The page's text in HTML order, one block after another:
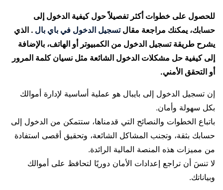
للحصول على خطوات أكثر تفصيلاً حول كيفية الدخول إلى
حسابك، يمكنك مراجعة مقالتسجيل الدخول في باي بال . الذي
يشرح طريقة تسجيل الدخول من الكمبيوتر أو الهاتف، بالإضافة
إلى كيفية حل مشكلات الدخول الشائعة مثل نسيان كلمة المرور
أو التحقق الأمني.
إن تسجيل الدخول إلى بايبال هو عملية أساسية لإدارة أموالك
بكل سهولة وأمان.
باتباع الخطوات والنصائح التي قدمناها، ستتمكن من الدخول إلى
حسابك بثقة، وتجنب المشاكل الشائعة، وتحقيق أقصى استفادة
من مميزات هذه المنصة المالية الرائدة.
لا تنسَ أن تراجع إعدادات الأمان دوريًا لتحافظ على أموالك
وبياناتك.